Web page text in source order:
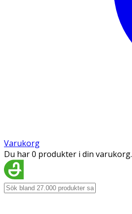
Varukorg
Du har 0 produkter i din varukorg.